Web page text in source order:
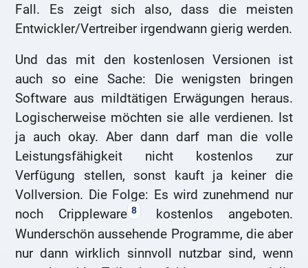
Fall. Es zeigt sich also, dass die meisten
Entwickler/Vertreiber irgendwann gierig werden.
Und das mit den kostenlosen Versionen ist
auch so eine Sache: Die wenigsten bringen
Software aus mildtätigen Erwägungen heraus.
Logischerweise möchten sie alle verdienen. Ist
ja auch okay. Aber dann darf man die volle
Leistungsfähigkeit nicht kostenlos zur
Verfügung stellen, sonst kauft ja keiner die
Vollversion. Die Folge: Es wird zunehmend nur
noch Crippleware 8 kostenlos angeboten.
Wunderschön aussehende Programme, die aber
nur dann wirklich sinnvoll nutzbar sind, wenn